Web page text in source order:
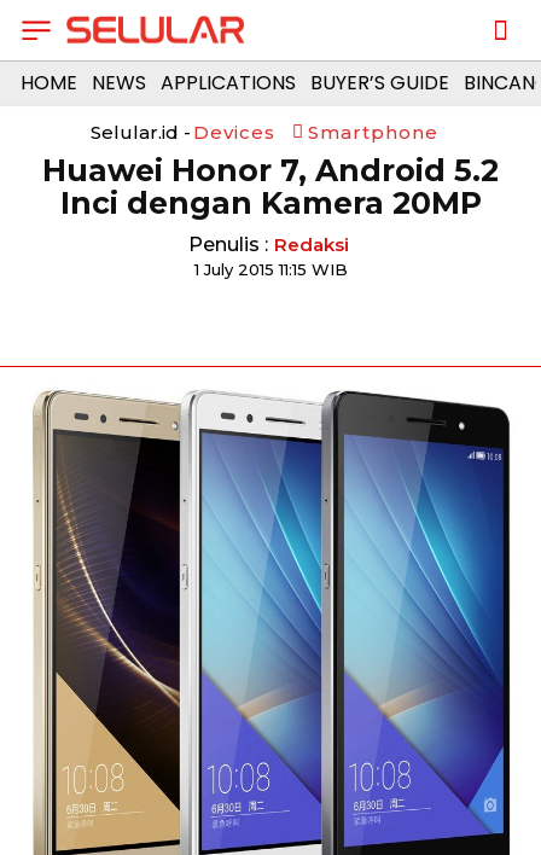
HOME NEWS APPLICATIONS BUYER’S GUIDE
Selular.id - Devices Smartphone
Huawei Honor 7, Android 5.2
Inci dengan Kamera 20MP
Penulis : Redaksi
1 July 2015 11:15 WIB